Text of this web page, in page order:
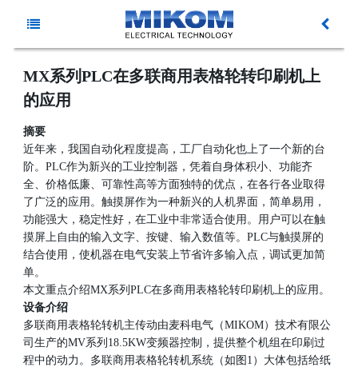
菜
闻
动
态
产
品
中
心
资
料
下
载
解
决
方
案
服
务
与
支
关
于
麦
MX系列PLC在多联商用表格轮转印刷机上
的应用
摘要
近年来，我国自动化程度提高，工厂自动化也上了一个新的台
阶。PLC作为新兴的工业控制器，凭着自身体积小、功能齐
全、价格低廉、可靠性高等方面独特的优点，在各行各业取得
了广泛的应用。触摸屏作为一种新兴的人机界面，简单易用，
功能强大，稳定性好，在工业中非常适合使用。用户可以在触
摸屏上自由的输入文字、按键、输入数值等。PLC与触摸屏的
结合使用，使机器在电气安装上节省许多输入点，调试更加简
单。
本文重点介绍MX系列PLC在多商用表格轮转印刷机上的应用。
设备介绍
多联商用表格轮转机主传动由麦科电气（MIKOM）技术有限公
司生产的MV系列18.5KW变频器控制，提供整个机组在印刷过
程中的动力。多联商用表格轮转机系统（如图1）大体包括给纸